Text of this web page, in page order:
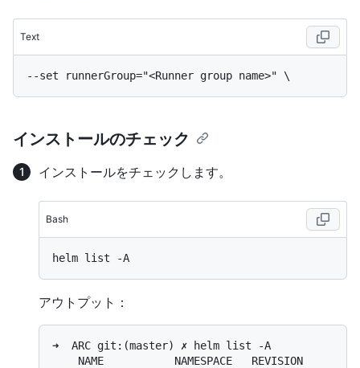
Text
インストールのチェック
インストールをチェックします。
Bash
アウトプット：
➜  ARC git:(master) ✗ helm list -A